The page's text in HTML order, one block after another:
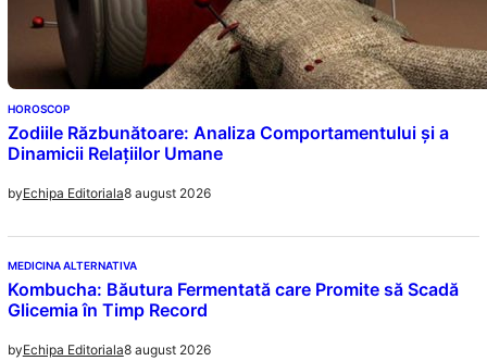
HOROSCOP
Zodiile Răzbunătoare: Analiza Comportamentului și a
Dinamicii Relațiilor Umane
byEchipa Editoriala8 august 2026
MEDICINA ALTERNATIVA
Kombucha: Băutura Fermentată care Promite să Scadă
Glicemia în Timp Record
byEchipa Editoriala8 august 2026